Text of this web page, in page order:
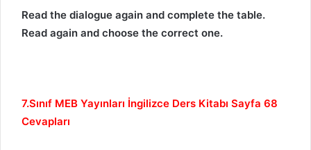
Read the dialogue again and complete the table.
Read again and choose the correct one.
7.Sınıf MEB Yayınları İngilizce Ders Kitabı Sayfa 68
Cevapları